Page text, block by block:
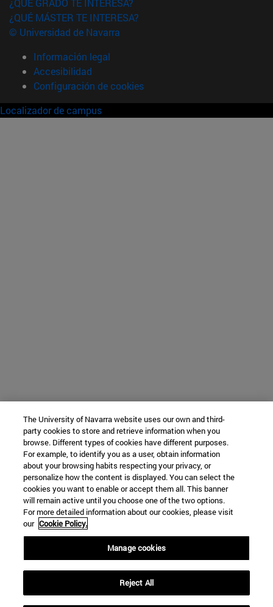
¿QUÉ GRADO TE INTERESA?
¿QUÉ MÁSTER TE INTERESA?
© Universidad de Navarra
Información legal
Accesibilidad
Configuración de cookies
Localizador de campus
The University of Navarra website uses our own and third-
party cookies to store and retrieve information when you
browse. Different types of cookies have different purposes.
For example, to identify you as a user, obtain information
about your browsing habits respecting your privacy, or
personalize how the content is displayed. You can select the
cookies you want to enable or accept them all. This banner
will remain active until you choose one of the two options.
For more detailed information about our cookies, please visit
our Cookie Policy.
Manage cookies
Reject All